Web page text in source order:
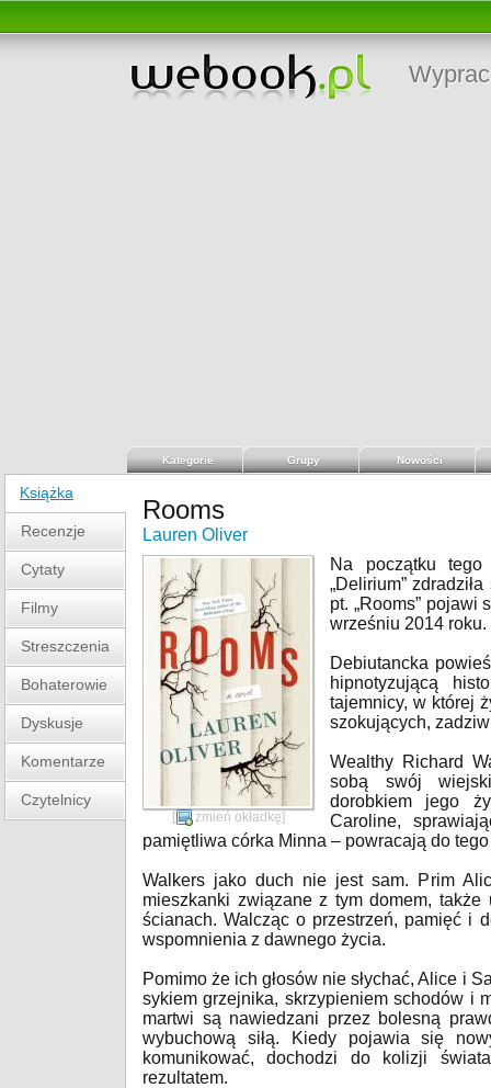
Kategorie Grupy Nowości
Książka
Recenzje
Cytaty
Filmy
Streszczenia
Bohaterowie
Dyskusje
Komentarze
Czytelnicy
Rooms
Lauren Oliver
[ zmień okładkę]
Na początku tego
„Delirium”
pt. „Rooms” pojawi
wrześniu 2014 roku.
Debiutancka
hipnotyzującą
tajemnicy, w której
szokujących,
Wealthy Richard
sobą swój
dorobkiem jego
Caroline,
pamiętliwa córka Minna – powracają do
Walkers jako duch nie jest sam. Prim
mieszkanki związane z tym domem,
ścianach. Walcząc o przestrzeń, pamięć i
wspomnienia z dawnego życia.
Pomimo że ich głosów nie słychać, Alice i
sykiem grzejnika, skrzypieniem schodów i
martwi są nawiedzani przez bolesną
wybuchową siłą. Kiedy pojawia się
komunikować, dochodzi do kolizji
rezultatem.